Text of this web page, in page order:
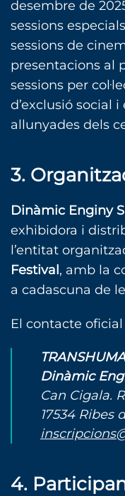
desembre de
sessions
sessions de
presentacions al
sessions per
d’exclusió social
allunyades dels
3.
Dinàmic Enginy
exhibidora i
l’entitat
Festival , amb la
a cadascuna de
El contacte
Dinàmic
Can Cigala.
17534 Ribes
4.